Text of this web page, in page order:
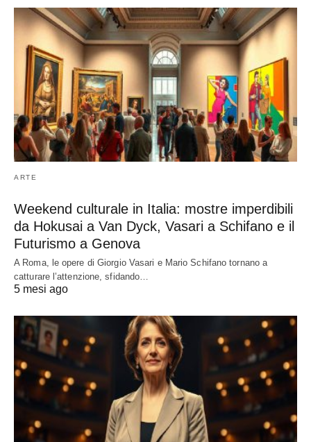
ARTE
Weekend culturale in Italia: mostre imperdibili
da Hokusai a Van Dyck, Vasari a Schifano e il
Futurismo a Genova
A Roma, le opere di Giorgio Vasari e Mario Schifano tornano a
catturare l’attenzione, sfidando…
5 mesi ago